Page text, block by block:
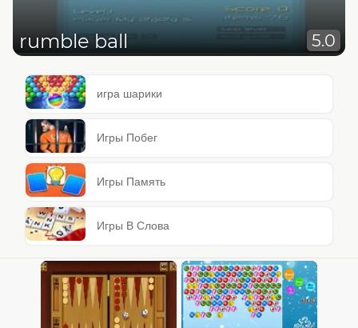
rumble ball 5.0
игра шарики
Игры Побег
Игры Память
Игры В Слова